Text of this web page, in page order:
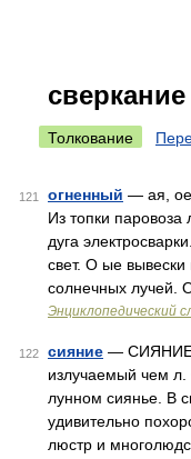
сверкание
Толкование
121 огненный — ая,
Из топки
дуга
свет. О ые
солнечных лучей.
Энциклопедический
122 сияние — СИЯНИЕ,
излучаемый чем л.
лунном сиянье. В
удивительно
люстр и